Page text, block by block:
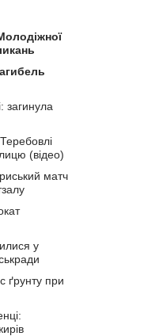
(відео)
матч
у
ґрунту при